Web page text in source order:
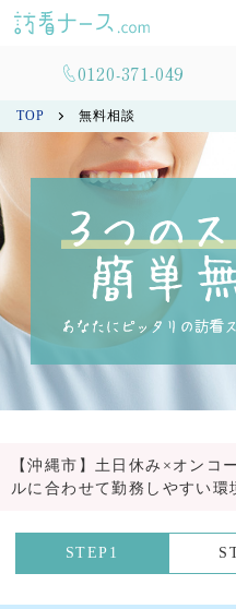
0120-371-049
TOP 無料相談
【沖縄市】土日休み×オン
ルに合わせて勤務しやすい環
STEP1